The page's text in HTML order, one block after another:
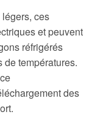
ces
et peuvent
réfrigérés
températures.
des